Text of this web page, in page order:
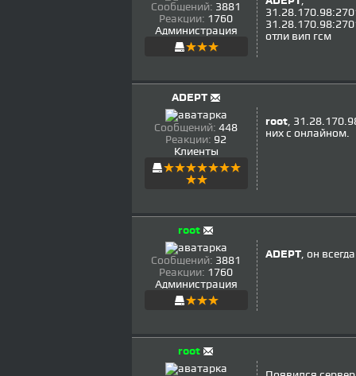
Сообщений: 3881
Реакции: 1760
Администрация
отли вип гсм
ADEPT
Сообщений: 448
Реакции: 92
Клиенты
root,
них с онлайном.
root
Сообщений: 3881
Реакции: 1760
Администрация
ADEPT, он
root